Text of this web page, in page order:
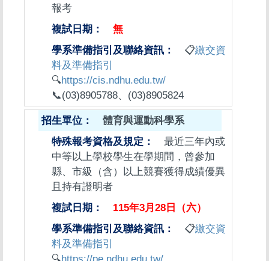
報考
無
📋繳交資
料及準備指引
🔍https://cis.ndhu.edu.tw/
📞(03)8905788、(03)8905824
體育與運動科學系
最近三年內或
中等以上學校學生在學期間，曾參加
縣、市級（含）以上競賽獲得成績優異
且持有證明者
115年3月28日（六）
📋繳交資
料及準備指引